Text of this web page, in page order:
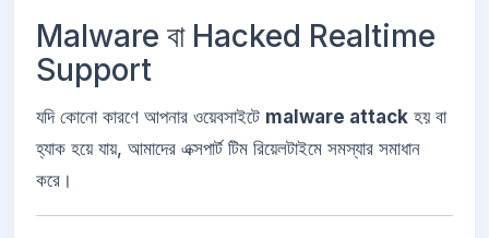
Malware বা Hacked Realtime
Support
যদি কোনো কারণে আপনার ওয়েবসাইটে malware attack হয় বা
হ্যাক হয়ে যায়, আমাদের এক্সপার্ট টিম রিয়েলটাইমে সমস্যার সমাধান
করে।